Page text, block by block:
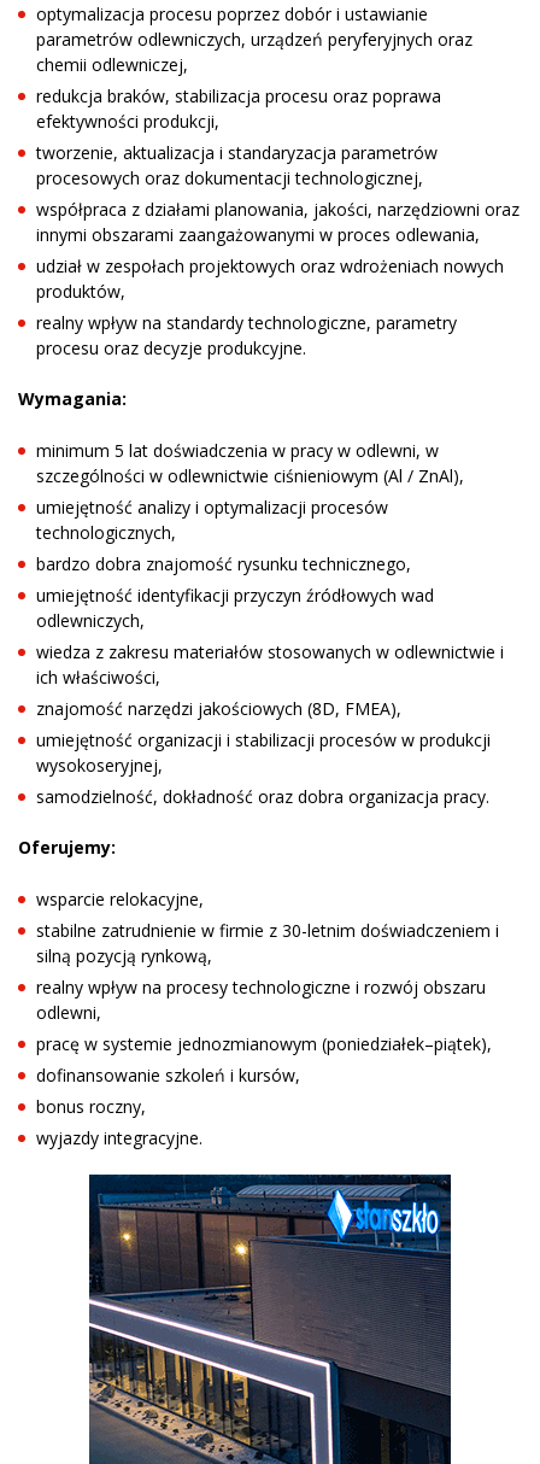
optymalizacja procesu poprzez dobór i ustawianie
parametrów odlewniczych, urządzeń peryferyjnych oraz
chemii odlewniczej,
redukcja braków, stabilizacja procesu oraz poprawa
efektywności produkcji,
tworzenie, aktualizacja i standaryzacja parametrów
procesowych oraz dokumentacji technologicznej,
współpraca z działami planowania, jakości, narzędziowni oraz
innymi obszarami zaangażowanymi w proces odlewania,
udział w zespołach projektowych oraz wdrożeniach nowych
produktów,
realny wpływ na standardy technologiczne, parametry
procesu oraz decyzje produkcyjne.
Wymagania:
minimum 5 lat doświadczenia w pracy w odlewni, w
szczególności w odlewnictwie ciśnieniowym (Al / ZnAl),
umiejętność analizy i optymalizacji procesów
technologicznych,
bardzo dobra znajomość rysunku technicznego,
umiejętność identyfikacji przyczyn źródłowych wad
odlewniczych,
wiedza z zakresu materiałów stosowanych w odlewnictwie i
ich właściwości,
znajomość narzędzi jakościowych (8D, FMEA),
umiejętność organizacji i stabilizacji procesów w produkcji
wysokoseryjnej,
samodzielność, dokładność oraz dobra organizacja pracy.
Oferujemy:
wsparcie relokacyjne,
stabilne zatrudnienie w firmie z 30-letnim doświadczeniem i
silną pozycją rynkową,
realny wpływ na procesy technologiczne i rozwój obszaru
odlewni,
pracę w systemie jednozmianowym (poniedziałek–piątek),
dofinansowanie szkoleń i kursów,
bonus roczny,
wyjazdy integracyjne.